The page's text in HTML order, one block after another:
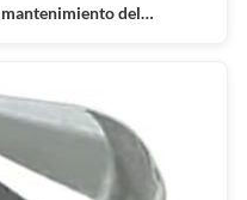
mantenimiento del…